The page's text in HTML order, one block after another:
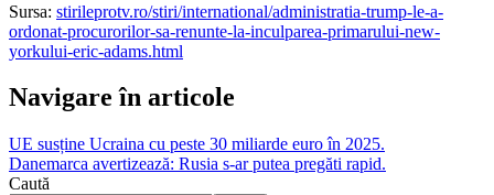
Sursa: stirileprotv.ro/stiri/international/administratia-trump-le-a-
ordonat-procurorilor-sa-renunte-la-inculparea-primarului-new-
yorkului-eric-adams.html
Navigare în articole
UE susține Ucraina cu peste 30 miliarde euro în 2025.
Danemarca avertizează: Rusia s-ar putea pregăti rapid.
Caută